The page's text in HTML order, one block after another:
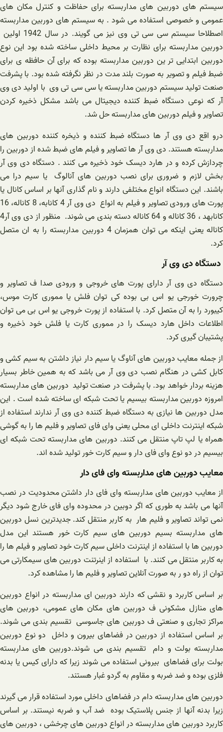
سیستم های دوربین های مداربسته برای حفاظت و کنترل مکان های
عمومی و خصوصی استفاده می شود . به سیستم های دوربین مداربسته
اصطلاحا سیستم سی سی تی وی نیز می گویند. در سال 1942 اولین
دوربین مداربسته برای نظارت بر محیط داخلی ساخته شده بود این نوع
دوربین ابتدایی تر ین دوربین مداربسته بوده که برای آن حافظه ی برای
ضبط فیلم و تصویر به صورت بلند مدت در نظر نگرفته شده بود. با پشرفت
صنعت تولید سیستم دوربین مداربسته یا سی سی تی وی با اولید دی وی
آر که نوعی دستگاه ضبط کننده دیجیتال می باشد مشکل ذخیره کردن
تصاویر و فیلم دوربین های مداربسته حل شد.
درو اقع دی وی آر ها دستگاه ضبط کننده و ذیخره کننده دوربین های
مداربسته هستند. دی وی آر ها تصاویر و فیلم های ضبط شده از دوربین را
چردازش کرده و در هارد دیسک خود ذخیره می کنند . دستگاه دی وی آر
بخش لازم و ضروری برای نصب دوربین های آنالوگ یا سیم درا می
باشند. این دستگاه انواع مختلفی دارند و نام گذاری آنها بر اساس کانال یا
پورت های ورودی تصاویر و فیلم به انواع دی وی آر 4 کانابه، 8 کاناله، 16
کانابهد ، 36 کاناله و 64 کاناله دسته بندی می شوند. منظور از دی وی آر4
کاناله یعنی اینکه می توان همزمان 4 دوربین مداربسته را به ان متصل
کرد.
دستگاه دی وی آر
دستگاه دی وی آر دارای پورت های خروجی و ورودی صدا ف تصاویر و
چرورت خورجی یو اس بی بوده کی توان فلش یا مموری کارت موس،
کیبورد را به آن متصل کرد. با استفاده از پورت خروجی یو اس بی می توان
اطلاعات داخل هارد دیسک را در مموری کارت یا فلش خود ذخیره و
پشتیبان گیری کرد.
از جمله معایب دوربین های آناوگ یا سیم دار نیاز داشتن به سیم کشی و
کابل کشی در هنگام نصب دی وی آر می باشد که به همین خاطر بسیار
هزینه بردار خواهد بود. با پشرفت در صنعت تولید دوربین های مداربسته
امروزه دوربین مداربسته بیسیم یا تحت شبکه ای ساخته شده است . این
مدل دوربین ها نیازی به دستگاه ضبط کننده دی وی آر ندارند استفاده از
شبکه اینترنت داخلی ای محلی یعنی وای فای تصاویر و فلیم ها را به گوشی
همراه یا لپ تاپ منتقل می کنند. دوربین های مداربسته تحت شبکه ای
بیسیم در دو نوع وای فای دار و سیم کارت خور تولید شده اند.
معایب دوربین های مداربسته وای فای دار
از معایب دوربین های مداربسته وای فای دار داشتن محدودیت در نصب
آنها می باشد به طوری که اگر دوبین در محدوده وای فای خارج شود دیگر
نمی تواند تصاویر و فلیم هار به کاربر منتقل کند. جدیدترین نسل دوربین
های مداربسته بسیم دوربین های سیم کارت خور هستند این مدل
دوربین ها با استفاده از اینترنت داخلی سیم کارت خود تصاویر و فیلم ها را
به کاربر منتقل می کنند. با استفاده از اینرتنت دوربین های سیمکارتی می
توان از راه دو ر به صورت آنلاین تصاویر و فلیم ها را مشاهده کرد.
بر اساس کاربرد و نقشی که دارند دوربین ای مداربسته در انواع دوربین
های منازل مشکونی ف دوربین های مکان های عمومی، دوربین های
مراکز تجاری و صنعتی ف دوربین های جاسوسی تقسیم بندی می شوند.
بر اساس استفاده از دوربین در فضاهای بیرون و داخل دو نوع دوربین
مداربسته بولت و دام تقسیم بندی می شوند.دوربین های مداربسته
بولت برای فضاهای بیرونی استفاده می شوند زیرا که دارای کیس یا بدنه
فلزی بوده و ضد ضربه و مقاوم به گردو غبار هستند.
دوربین های مداربسته دام در فضاهای داخلی مورد استفاده قرار می گیرند
زیرا بدنه آنها از جنس پلاستیک بوده ضد آب و ضربه نیستند. بر اساس
کاربرد دوربین های مداربسته در انواع دوربین های چرخشی ، دوربین های